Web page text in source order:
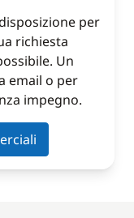
per
richiesta
Un
email o per
impegno.